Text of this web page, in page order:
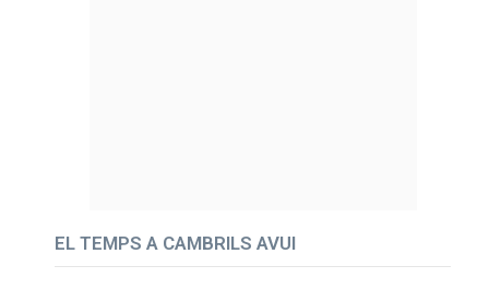
EL TEMPS A CAMBRILS AVUI